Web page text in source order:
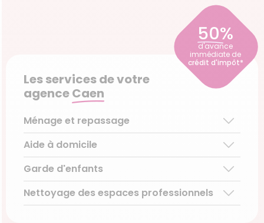
50%
d'avance
immédiate de
crédit d'impôt*
Les services de votre
agenceCaen
Ménage et repassage
Ménage régulier
Ménage ponctuel
Repassage à domicile
Découvrir le service
Aide à domicile
Aide aux personnes âgées
Téléassistance pour personnes âgées
Accompagnement du handicap
Garde d'enfants
Garde d’enfants de plus de 3 ans
Nettoyage des espaces professionnels